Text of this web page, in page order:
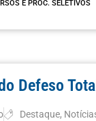
E PROC. SELETIVOS
Defeso
Destaque,